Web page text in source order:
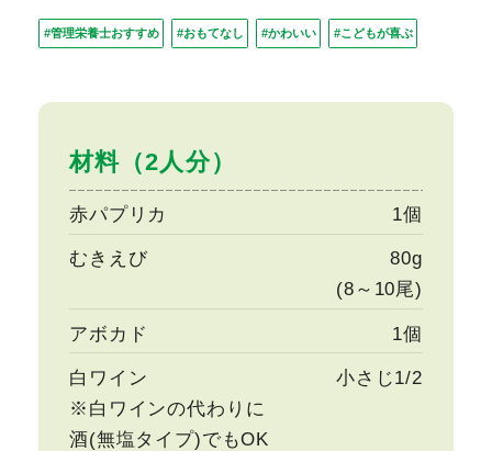
材料（2人分）
赤パプリカ 1個
むきえび
80g
(8～10尾)
アボカド 1個
白ワイン
※白ワインの代わりに
酒(無塩タイプ)でもOK
小さじ1/2
#管理栄養士おすすめ #おもてなし #かわいい #こどもが喜ぶ